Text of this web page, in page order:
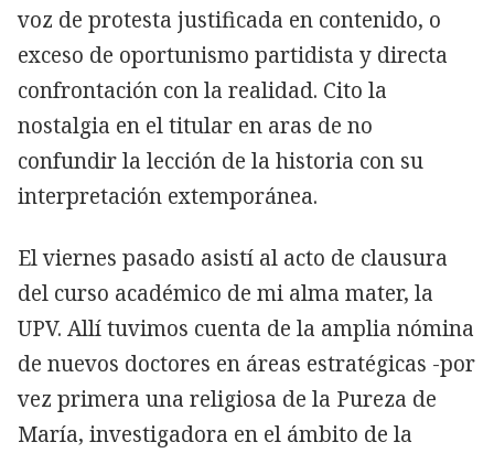
voz de protesta justificada en contenido, o
exceso de oportunismo partidista y directa
confrontación con la realidad. Cito la
nostalgia en el titular en aras de no
confundir la lección de la historia con su
interpretación extemporánea.
El viernes pasado asistí al acto de clausura
del curso académico de mi alma mater, la
UPV. Allí tuvimos cuenta de la amplia nómina
de nuevos doctores en áreas estratégicas -por
vez primera una religiosa de la Pureza de
María, investigadora en el ámbito de la